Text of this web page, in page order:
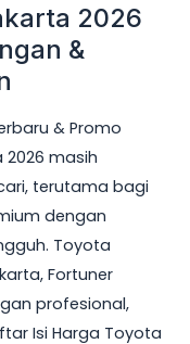
2026
&
& Promo
2026 masih
terutama bagi
dengan
Toyota
Fortuner
profesional,
Isi Harga Toyota